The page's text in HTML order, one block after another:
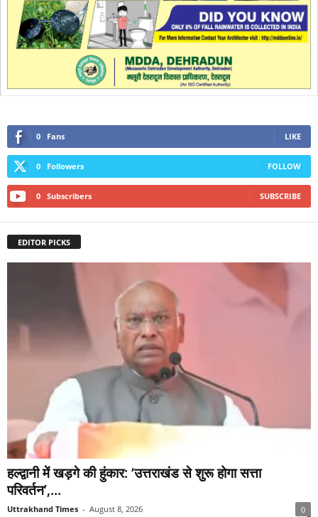
0 Fans LIKE
0 Followers FOLLOW
0 Subscribers SUBSCRIBE
EDITOR PICKS
हल्द्वानी में खड़गे की हुंकार: ‘उत्तराखंड से शुरू होगा सत्ता
परिवर्तन’,...
Uttrakhand Times - August 8, 2026 0